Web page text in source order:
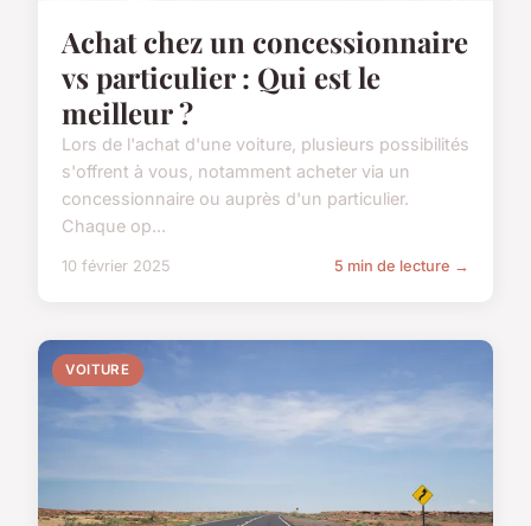
Achat chez un concessionnaire
vs particulier : Qui est le
meilleur ?
Lors de l'achat d'une voiture, plusieurs possibilités
s'offrent à vous, notamment acheter via un
concessionnaire ou auprès d'un particulier.
Chaque op...
10 février 2025 5 min de lecture →
VOITURE